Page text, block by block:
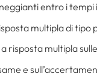
entro i tempi
multipla di tipo
risposta multipla
e